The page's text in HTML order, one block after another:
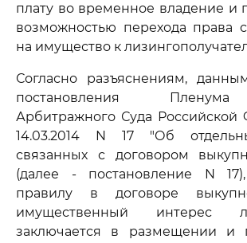
плату во временное владение и
возможностью перехода права
на имущество к
Согласно разъяснениям,
постановления
Арбитражного Суда Российской
14.03.2014 N 17 "Об
связанных с договором
(далее - постановление N
правилу в договоре
имущественный интерес
заключается в размещении и